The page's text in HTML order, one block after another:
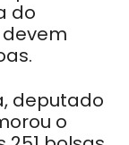
do
deputado
o